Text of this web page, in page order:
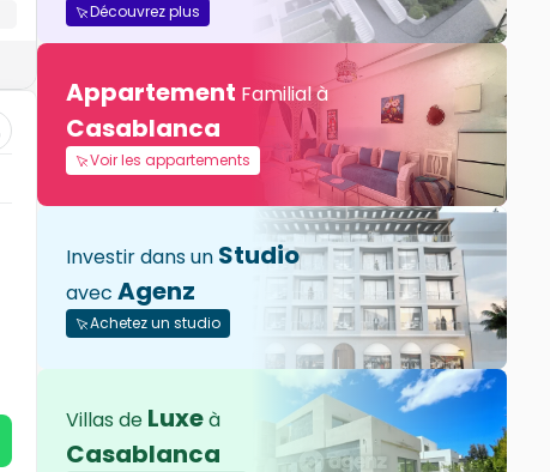
Découvrez plus
Appartement Familial à
Casablanca
Voir les appartements
Investir dans un Studio
avec Agenz
Achetez un studio
Villas de Luxeà
Casablanca